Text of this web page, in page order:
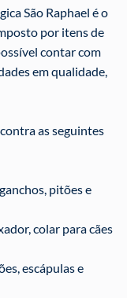
São Raphael é o
por itens de
contar com
em qualidade,
as seguintes
pitões e
colar para cães
escápulas e